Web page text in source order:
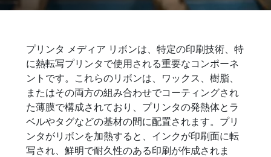
ン
Honeywell Voice テクノロジーにより、モバイル
ワーカーはハンズフリーで作業できるようになり
ます。
プリンタ メディア リボンは、特定の印刷技術、特
に熱転写プリンタで使用される重要なコンポーネ
ントです。これらのリボンは、ワックス、樹脂、
またはその両方の組み合わせでコーティングされ
た薄膜で構成されており、プリンタの発熱体とラ
ベルやタグなどの基材の間に配置されます。プリ
ンタがリボンを加熱すると、インクが印刷面に転
写され、鮮明で耐久性のある印刷が作成されま